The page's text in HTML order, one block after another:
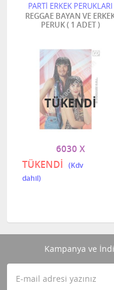
PARTİ ERKEK PERUKLARI
REGGAE BAYAN VE
PERUK ( 1 ADET )
6030 X
TÜKENDİ
TÜKENDI
Kampanya ve